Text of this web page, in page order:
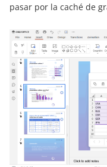
pasar por la caché de